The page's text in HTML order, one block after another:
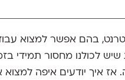
בהם אפשר למצוא
לכולנו מחסור תמידי
אז איך יודעים איפה